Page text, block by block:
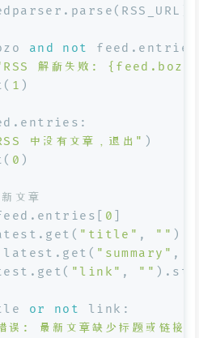
and not
解析失败:
1 )
中没有文章，退出" )
0 )
文章
0
"title" , ""
"summary" ,
"link" , ""
or not
link:
误: 最新文章缺少标题或链接"